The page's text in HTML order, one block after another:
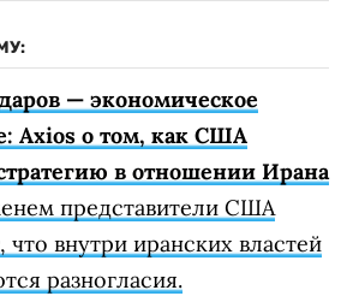
— экономическое
Axios о том, как США
в отношении Ирана
представители США
что внутри иранских властей
разногласия.